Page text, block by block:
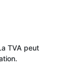
TVA peut